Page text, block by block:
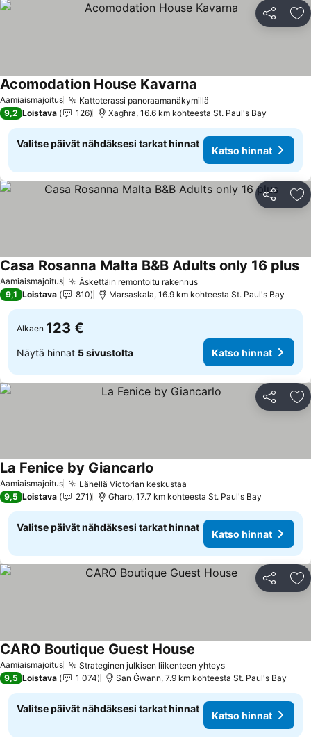
Jaa
Aamiaismajoitus Kattoterassi panoraamanäkymillä
Acomodation House Kavarna
9,2 Loistava 126 Xagħra, 16.6 km kohteesta St. Paul's Bay
Valitse päivät nähdäksesi tarkat hinnat
Katso hinnat
Jaa
Aamiaismajoitus Äskettäin remontoitu rakennus
Casa Rosanna Malta B&B Adults only 16 plus
9,1 Loistava 810 Marsaskala, 16.9 km kohteesta St. Paul's Bay
Alkaen 123 €
Näytä hinnat 5 sivustolta Katso hinnat
Jaa
Aamiaismajoitus Lähellä Victorian keskustaa
La Fenice by Giancarlo
9,5 Loistava 271 Għarb, 17.7 km kohteesta St. Paul's Bay
Valitse päivät nähdäksesi tarkat hinnat
Katso hinnat
Jaa
Aamiaismajoitus Strateginen julkisen liikenteen yhteys
CARO Boutique Guest House
9,5 Loistava 1 074 San Ġwann, 7.9 km kohteesta St. Paul's Bay
Valitse päivät nähdäksesi tarkat hinnat
Katso hinnat